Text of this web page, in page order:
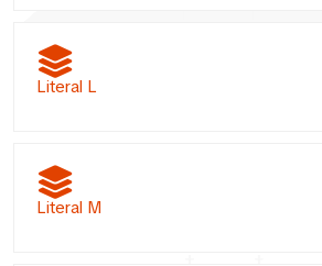
Literal L
Literal M